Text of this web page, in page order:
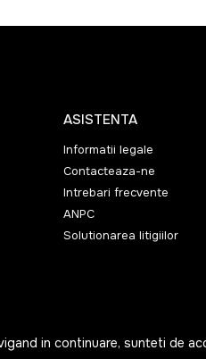
in continuare, sunteti de
ASISTENTA
Informatii legale
Contacteaza-ne
Intrebari frecvente
ANPC
Solutionarea litigiilor